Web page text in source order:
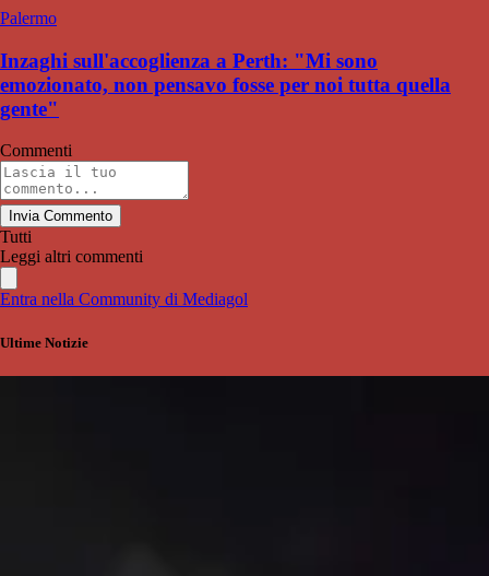
Palermo
Inzaghi sull'accoglienza a Perth: "Mi sono
emozionato, non pensavo fosse per noi tutta quella
gente"
Commenti
Invia Commento
Tutti
Leggi altri commenti
Entra nella Community di Mediagol
Ultime Notizie